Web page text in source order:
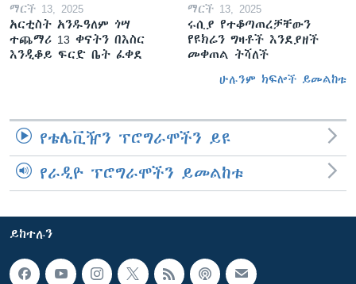
ማርች 13, 2025
አርቲስት አንዱዓለም ጎሣ
ተጨማሪ 13 ቀናትን በእስር
እንዲቆይ ፍርድ ቤት ፈቀደ
ማርች 13, 2025
ሩሲያ የተቆጣጠረቻቸውን
የዩክሬን ግዛቶች እንደያዘች
መቀጠል ትሻለች
ሁሉንም ክፍሎች ይመልከቱ
የቴሌቪዥን ፕሮግራሞችን ይዩ
የራዲዮ ፕሮግራሞችን ይመልከቱ
ይከተሉን